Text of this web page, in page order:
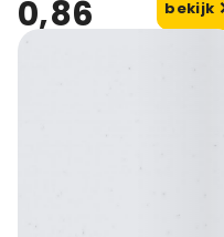
0,86 bekijk